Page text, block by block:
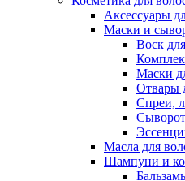
Аксессуары
Маски и
Воск
Маски
Отвары
Спреи,
Масла для
Шампуни и